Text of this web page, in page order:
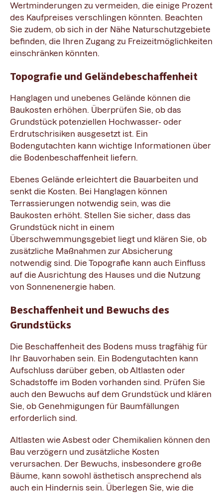
Wertminderungen zu vermeiden, die einige Prozent
des Kaufpreises verschlingen könnten. Beachten
Sie zudem, ob sich in der Nähe Naturschutzgebiete
befinden, die Ihren Zugang zu Freizeitmöglichkeiten
einschränken könnten.
Topografie und Geländebeschaffenheit
Hanglagen und unebenes Gelände können die
Baukosten erhöhen. Überprüfen Sie, ob das
Grundstück potenziellen Hochwasser- oder
Erdrutschrisiken ausgesetzt ist. Ein
Bodengutachten kann wichtige Informationen über
die Bodenbeschaffenheit liefern.
Ebenes Gelände erleichtert die Bauarbeiten und
senkt die Kosten. Bei Hanglagen können
Terrassierungen notwendig sein, was die
Baukosten erhöht. Stellen Sie sicher, dass das
Grundstück nicht in einem
Überschwemmungsgebiet liegt und klären Sie, ob
zusätzliche Maßnahmen zur Absicherung
notwendig sind. Die Topografie kann auch Einfluss
auf die Ausrichtung des Hauses und die Nutzung
von Sonnenenergie haben.
Beschaffenheit und Bewuchs des
Grundstücks
Die Beschaffenheit des Bodens muss tragfähig für
Ihr Bauvorhaben sein. Ein Bodengutachten kann
Aufschluss darüber geben, ob Altlasten oder
Schadstoffe im Boden vorhanden sind. Prüfen Sie
auch den Bewuchs auf dem Grundstück und klären
Sie, ob Genehmigungen für Baumfällungen
erforderlich sind.
Altlasten wie Asbest oder Chemikalien können den
Bau verzögern und zusätzliche Kosten
verursachen. Der Bewuchs, insbesondere große
Bäume, kann sowohl ästhetisch ansprechend als
auch ein Hindernis sein. Überlegen Sie, wie die